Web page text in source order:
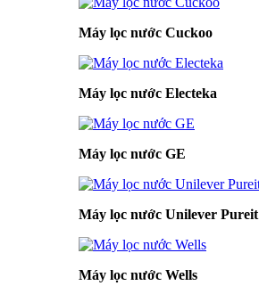
Máy lọc nước Cuckoo
Máy lọc nước Electeka
Máy lọc nước GE
Máy lọc nước Unilever Pureit
Máy lọc nước Wells